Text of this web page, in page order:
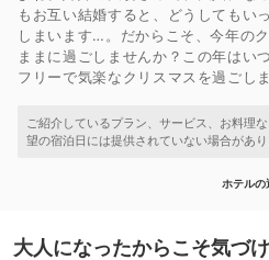
もお互い結婚すると、どうしてもい
しまいます…。だからこそ、今年の
ままに過ごしませんか？この年はい
フリーで気楽なクリスマスを過ごし
ホテル
大人になったからこそ気づ